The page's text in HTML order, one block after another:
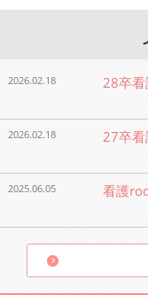
2026.02.18 28卒
2026.02.18 27卒
2025.06.05 看護